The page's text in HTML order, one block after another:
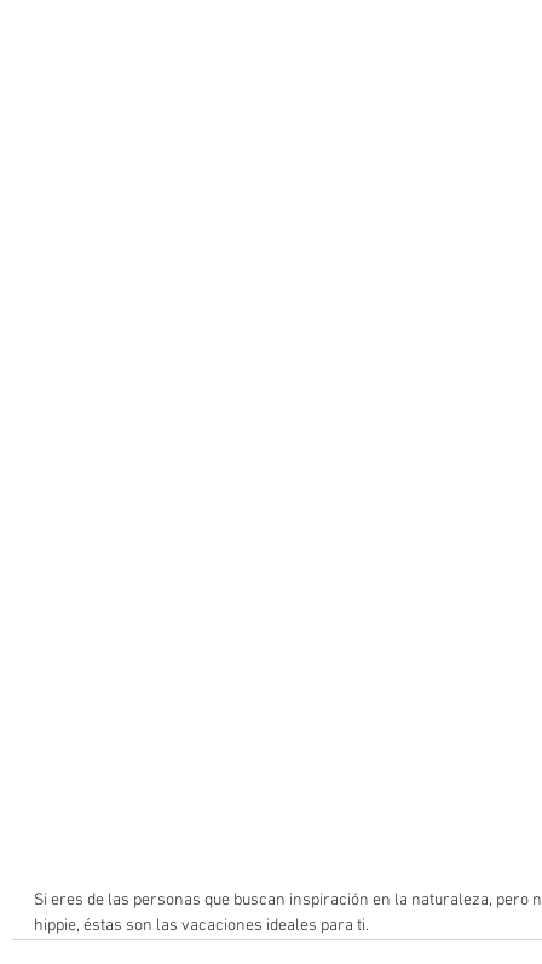
Si eres de las personas que buscan inspiración en la naturaleza, pero
hippie, éstas son las vacaciones ideales para ti.